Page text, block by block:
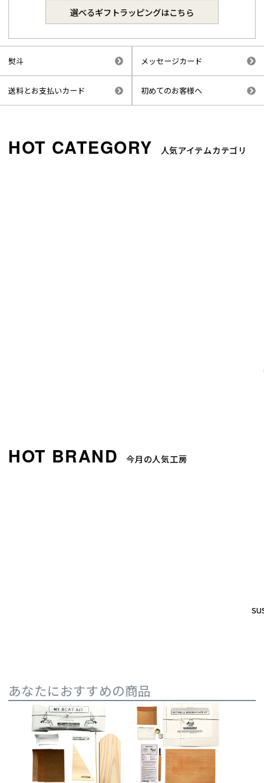
選べるギフトラッピングはこちら
熨斗 メッセージカード
送料とお支払いカード 初めてのお客様へ
人気アイテムカテゴリ
今月の人気工房
あなたにおすすめの商品